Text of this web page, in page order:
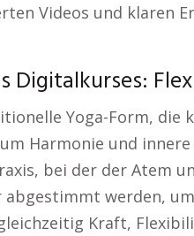
Videos und klaren
Digitalkurses:
Yoga-Form,
Harmonie und innere
bei der der Atem
werden,
Kraft,